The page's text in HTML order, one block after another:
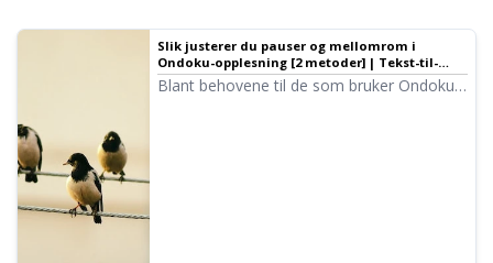
Slik justerer du pauser og mellomrom i
Ondoku-opplesning [2 metoder] | Tekst-til-
tale-programvare Ondoku
Blant behovene til de som bruker Ondoku,